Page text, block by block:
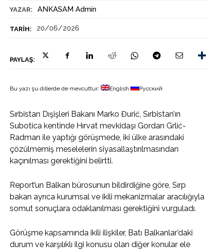
YAZAR: ANKASAM Admin
TARIH: 20/06/2026
PAYLAŞ:
Bu yazı şu dillerde de mevcuttur: English Русский
Sırbistan Dışişleri Bakanı Marko Đurić, Sırbistan’ın
Subotica kentinde Hırvat mevkidaşı Gordan Grlić-
Radman ile yaptığı görüşmede, iki ülke arasındaki
çözülmemiş meselelerin siyasallaştırılmasından
kaçınılması gerektiğini belirtti.
Report’un Balkan bürosunun bildirdiğine göre, Sırp
bakan ayrıca kurumsal ve ikili mekanizmalar aracılığıyla
somut sonuçlara odaklanılması gerektiğini vurguladı.
Görüşme kapsamında ikili ilişkiler, Batı Balkanlar’daki
durum ve karşılıklı ilgi konusu olan diğer konular ele